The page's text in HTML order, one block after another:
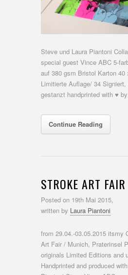
Steve und Laura Piantoni
special guest Vince ABC 5-
auf 380 gsm Bristol Karton 40
Limitierte Auflage/ 34
gestanzt handprinted with ♥
Continue Reading
STROKE ART
Posted on 19th Mai 2015,
written by Laura Piantoni
from 29.04.-03.05.2015 itsmy
Art Fair / Munich, Praterinsel
originals Limited Editions and
Handprinted and produced